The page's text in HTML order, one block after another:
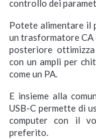
controllo dei
Potete alimentare il
un trasformatore CA
posteriore
con un ampli per
come un PA.
E insieme alla
USB-C permette di
computer con il
preferito.